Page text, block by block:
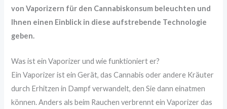
von Vaporizern für den Cannabiskonsum beleuchten und
Ihnen einen Einblick in diese aufstrebende Technologie
geben.
Was ist ein Vaporizer und wie funktioniert er?
Ein Vaporizer ist ein Gerät, das Cannabis oder andere Kräuter
durch Erhitzen in Dampf verwandelt, den Sie dann einatmen
können. Anders als beim Rauchen verbrennt ein Vaporizer das